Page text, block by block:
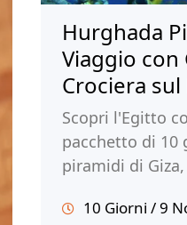
Hurghada
Viaggio con
Crociera sul
Scopri l'Egitto
pacchetto di 10
piramidi di
Hurghada.
10 Giorni / 9